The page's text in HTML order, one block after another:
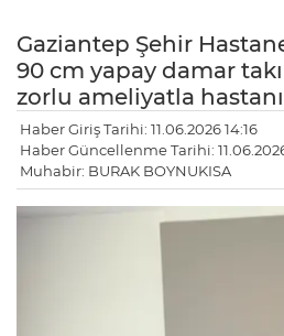
Gaziantep Şehir
90 cm yapay damar
zorlu ameliyatla
Haber Giriş Tarihi: 11.06.2026 14:16
Haber Güncellenme Tarihi:
Muhabir: BURAK BOYNUKISA